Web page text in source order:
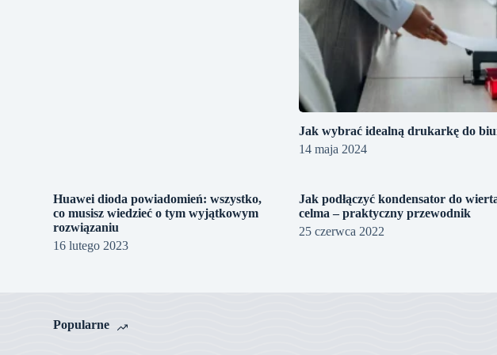
Jak wybrać idealną drukarkę do
14 maja 2024
Huawei dioda powiadomień: wszystko,
co musisz wiedzieć o tym wyjątkowym
rozwiązaniu
16 lutego 2023
Jak podłączyć kondensator do
celma – praktyczny przewodnik
25 czerwca 2022
Popularne